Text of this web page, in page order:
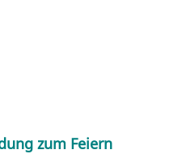
zum Feiern